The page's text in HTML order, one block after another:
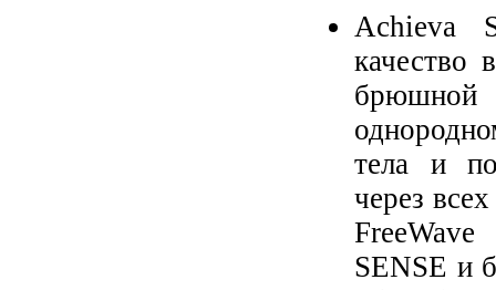
Achieva
качество
брюшной
тела и
через
FreeWave
SENSE и